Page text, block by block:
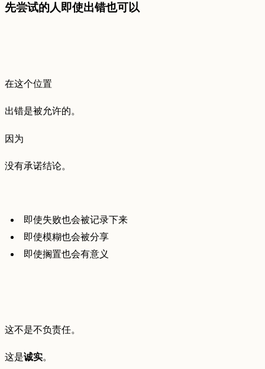
先尝试的人即使出错也可以
在这个位置
出错是被允许的。
因为
没有承诺结论。
即使失败也会被记录下来
即使模糊也会被分享
即使搁置也会有意义
这不是不负责任。
这是诚实。